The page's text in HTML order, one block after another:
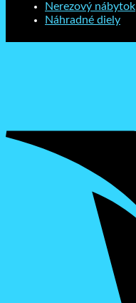
Nerezový nábytok
Náhradné diely